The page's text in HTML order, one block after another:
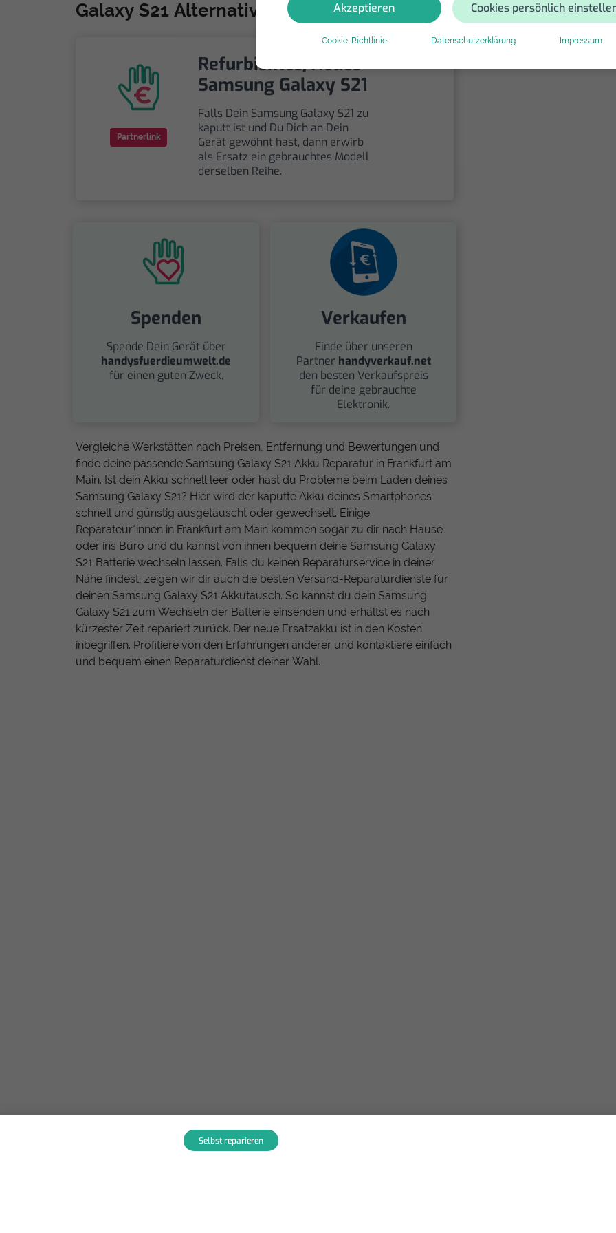
Akzeptieren Cookies persönlich
Cookie-Richtlinie Datenschutzerklärung Impressum
Selbst reparieren
Galaxy S21 Alternativen
Partnerlink
Refurbishtes/Neues
Samsung Galaxy S21
Falls Dein Samsung Galaxy S21 zu
kaputt ist und Du Dich an Dein
Gerät gewöhnt hast, dann erwirb
als Ersatz ein gebrauchtes Modell
derselben Reihe.
Spenden
Spende Dein Gerät über
handysfuerdieumwelt.de
für einen guten Zweck.
Verkaufen
Finde über unseren
Partner handyverkauf.net
den besten Verkaufspreis
für deine gebrauchte
Elektronik.
Vergleiche Werkstätten nach Preisen, Entfernung und Bewertungen und
finde deine passende Samsung Galaxy S21 Akku Reparatur in Frankfurt am
Main. Ist dein Akku schnell leer oder hast du Probleme beim Laden deines
Samsung Galaxy S21? Hier wird der kaputte Akku deines Smartphones
schnell und günstig ausgetauscht oder gewechselt. Einige
Reparateur*innen in Frankfurt am Main kommen sogar zu dir nach Hause
oder ins Büro und du kannst von ihnen bequem deine Samsung Galaxy
S21 Batterie wechseln lassen. Falls du keinen Reparaturservice in deiner
Nähe findest, zeigen wir dir auch die besten Versand-Reparaturdienste für
deinen Samsung Galaxy S21 Akkutausch. So kannst du dein Samsung
Galaxy S21 zum Wechseln der Batterie einsenden und erhältst es nach
kürzester Zeit repariert zurück. Der neue Ersatzakku ist in den Kosten
inbegriffen. Profitiere von den Erfahrungen anderer und kontaktiere einfach
und bequem einen Reparaturdienst deiner Wahl.